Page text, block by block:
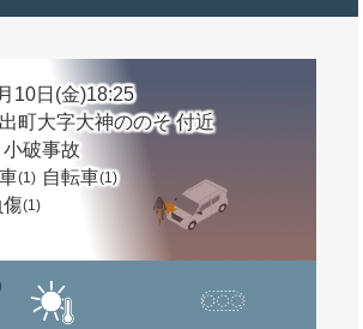
10日(金)18:25
町大字大神ののそ 付近
破事故
(1) 自転車(1)
傷(1)